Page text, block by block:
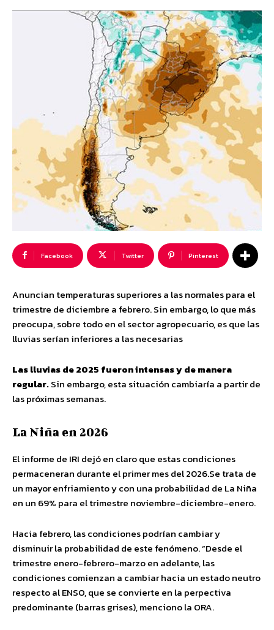
Facebook Twitter Pinterest
Anuncian temperaturas superiores a las normales para el
trimestre de diciembre a febrero. Sin embargo, lo que más
preocupa, sobre todo en el sector agropecuario, es que las
lluvias serían inferiores a las necesarias
Las lluvias de 2025 fueron intensas y de manera
regular.Sin embargo, esta situación cambiaría a partir de
las próximas semanas.
La Niña en 2026
El informe de IRI dejó en claro que estas condiciones
permaceneran durante el primer mes del 2026.Se trata de
un mayor enfriamiento y con una probabilidad de La Niña
en un 69% para el trimestre noviembre-diciembre-enero.
Hacia febrero, las condiciones podrían cambiar y
disminuir la probabilidad de este fenómeno. “Desde el
trimestre enero-febrero-marzo en adelante, las
condiciones comienzan a cambiar hacia un estado neutro
respecto al ENSO, que se convierte en la perpectiva
predominante (barras grises), menciono la ORA.